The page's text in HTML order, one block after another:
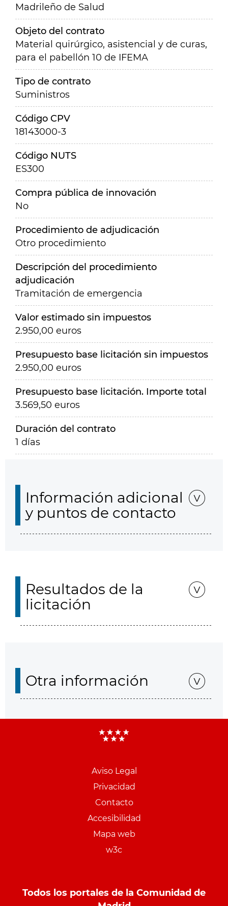
Madrileño de Salud
Objeto del contrato
Material quirúrgico, asistencial y de curas,
para el pabellón 10 de IFEMA
Tipo de contrato
Suministros
Código CPV
18143000-3
Código NUTS
ES300
Compra pública de innovación
No
Procedimiento de adjudicación
Otro procedimiento
Descripción del procedimiento
adjudicación
Tramitación de emergencia
Valor estimado sin impuestos
2.950,00 euros
Presupuesto base licitación sin impuestos
2.950,00 euros
Presupuesto base licitación. Importe total
3.569,50 euros
Duración del contrato
1 días
Información adicional
y puntos de contacto
Resultados de la
licitación
Otra información
Aviso Legal
Privacidad
Contacto
Accesibilidad
Mapa web
w3c
Todos los portales de la Comunidad de